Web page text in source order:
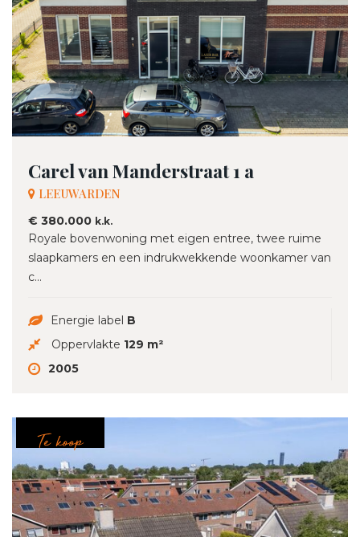
Carel van Manderstraat 1 a
LEEUWARDEN
€ 380.000 k.k.
Royale bovenwoning met eigen entree, twee ruime
slaapkamers en een indrukwekkende woonkamer van
c...
Energie label B
Oppervlakte 129 m²
2005
Te koop